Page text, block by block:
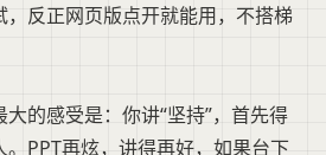
，反正网页版点开就能用，不搭梯
的感受是：你讲“坚持”，首先得
PPT再炫，讲得再好，如果台下